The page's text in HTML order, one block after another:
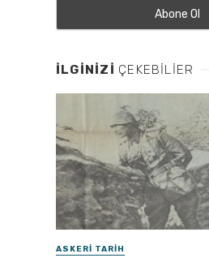
İLGINIZI ÇEKEBILIER
ASKERI TARIH